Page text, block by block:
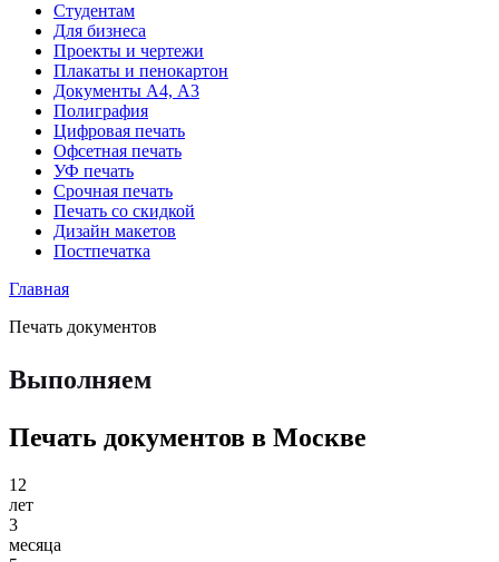
Студентам
Для бизнеса
Проекты и чертежи
Плакаты и пенокартон
Документы А4, А3
Полиграфия
Цифровая печать
Офсетная печать
УФ печать
Срочная печать
Печать со скидкой
Дизайн макетов
Постпечатка
Главная
Печать документов
Выполняем
Печать документов в Москве
12
лет
3
месяца